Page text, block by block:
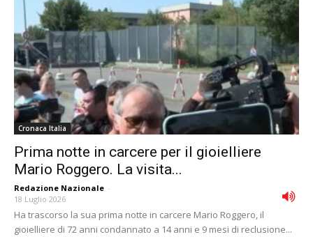
Cronaca Italia
Prima notte in carcere per il gioielliere
Mario Roggero. La visita...
Redazione Nazionale -
18 Luglio 2026
Ha trascorso la sua prima notte in carcere Mario Roggero, il
gioielliere di 72 anni condannato a 14 anni e 9 mesi di reclusione...